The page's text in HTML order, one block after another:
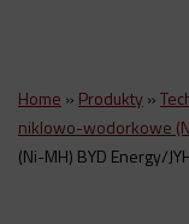
Home » Produkty »
niklowo-wodorkowe
(Ni-MH) BYD Energy/